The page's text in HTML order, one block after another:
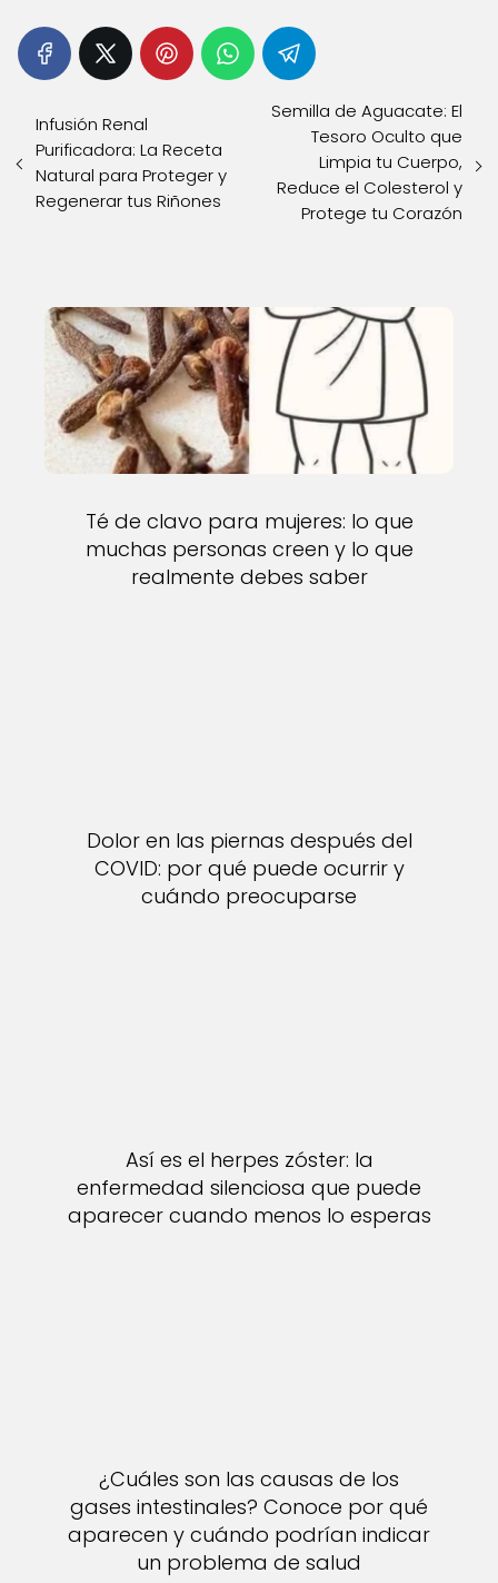
Infusión Renal
Purificadora: La Receta
Natural para Proteger y
Regenerar tus Riñones
Semilla de Aguacate: El
Tesoro Oculto que
Limpia tu Cuerpo,
Reduce el Colesterol y
Protege tu Corazón
Té de clavo para mujeres: lo que
muchas personas creen y lo que
realmente debes saber
Dolor en las piernas después del
COVID: por qué puede ocurrir y
cuándo preocuparse
Así es el herpes zóster: la
enfermedad silenciosa que puede
aparecer cuando menos lo esperas
¿Cuáles son las causas de los
gases intestinales? Conoce por qué
aparecen y cuándo podrían indicar
un problema de salud